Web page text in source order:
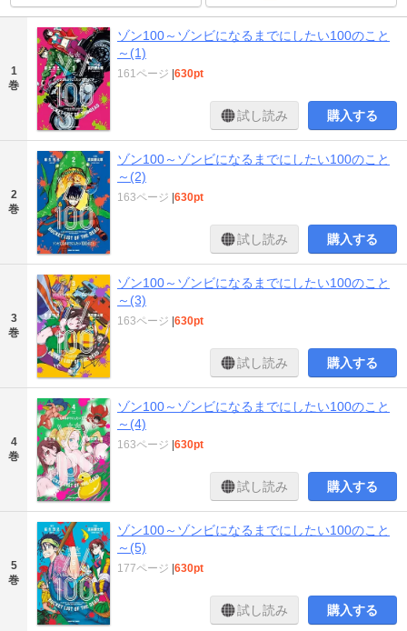
1
巻
ゾン100～ゾンビになるまでにしたい100のこと
～(1)
161ページ |630pt
試し読み 購入する
2
巻
ゾン100～ゾンビになるまでにしたい100のこと
～(2)
163ページ |630pt
試し読み 購入する
3
巻
ゾン100～ゾンビになるまでにしたい100のこと
～(3)
163ページ |630pt
試し読み 購入する
4
巻
ゾン100～ゾンビになるまでにしたい100のこと
～(4)
163ページ |630pt
試し読み 購入する
5
巻
ゾン100～ゾンビになるまでにしたい100のこと
～(5)
177ページ |630pt
試し読み 購入する